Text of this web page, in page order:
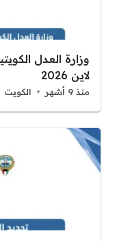
وزارة العدل
لاين 2026
منذ 9 أشهر الكويت